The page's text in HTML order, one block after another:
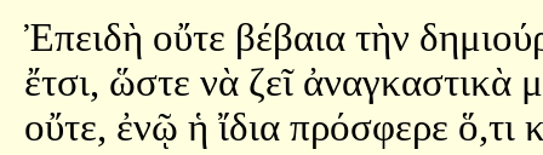
Ἐπειδὴ οὔτε βέβαια τὴν
ἔτσι, ὥστε νὰ ζεῖ
οὔτε, ἐνῷ ἡ ἴδια πρόσφερε ὅ,τι